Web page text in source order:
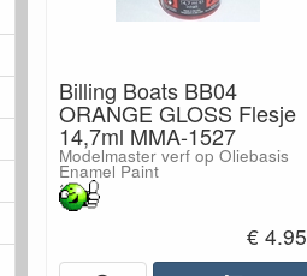
Billing Boats BB04
ORANGE GLOSS Flesje
14,7ml MMA-1527
Modelmaster verf op Oliebasis
Enamel Paint
€ 4.95